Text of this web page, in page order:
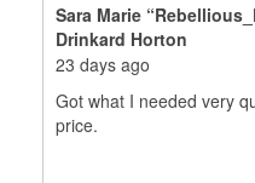
Sara Marie
Drinkard Horton
23 days ago
Got what I needed very
price.